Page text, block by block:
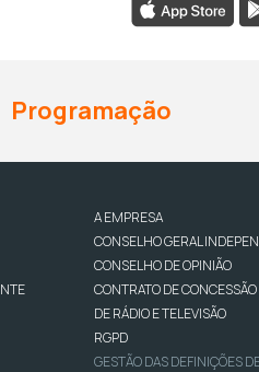
Programação
A EMPRESA
CONSELHO GERAL
CONSELHO DE OPINIÃO
CONTRATO DE
DE RÁDIO E TELEVISÃO
RGPD
GESTÃO DAS DEFINIÇÕES